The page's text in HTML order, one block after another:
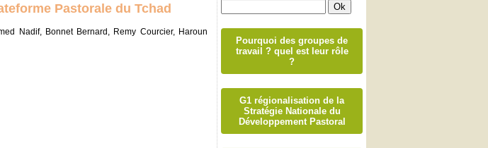
Pastorale du Tchad
Nadif, Bonnet Bernard, Remy Courcier, Haroun
Pourquoi des groupes de
travail ? quel est leur rôle
?
G1 régionalisation de la
Stratégie Nationale du
Développement Pastoral